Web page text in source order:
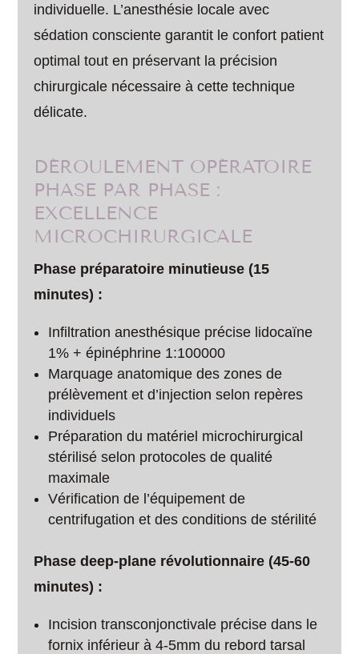
individuelle. L’anesthésie locale avec
sédation consciente garantit le confort patient
optimal tout en préservant la précision
chirurgicale nécessaire à cette technique
délicate.
DÉROULEMENT OPÉRATOIRE
PHASE PAR PHASE :
EXCELLENCE
MICROCHIRURGICALE
Phase préparatoire minutieuse (15
minutes) :
Infiltration anesthésique précise lidocaïne
1% + épinéphrine 1:100000
Marquage anatomique des zones de
prélèvement et d’injection selon repères
individuels
Préparation du matériel microchirurgical
stérilisé selon protocoles de qualité
maximale
Vérification de l’équipement de
centrifugation et des conditions de stérilité
Phase deep-plane révolutionnaire (45-60
minutes) :
Incision transconjonctivale précise dans le
fornix inférieur à 4-5mm du rebord tarsal